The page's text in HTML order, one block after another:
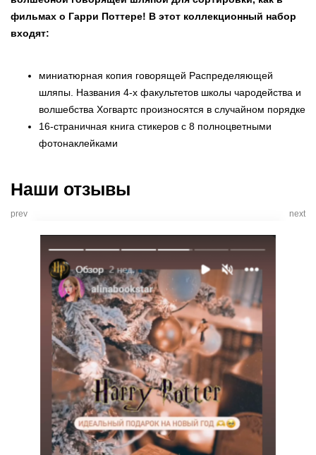
фильмах о Гарри Поттере! В этот коллекционный набор
входят:
миниатюрная копия говорящей Распределяющей
шляпы. Названия 4-х факультетов школы чародейства и
волшебства Хогвартс произносятся в случайном порядке
16-страничная книга стикеров с 8 полноцветными
фотонаклейками
Наши отзывы
prev next